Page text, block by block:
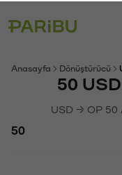
Anasayfa Dönüştürücü
50
USD → OP 50